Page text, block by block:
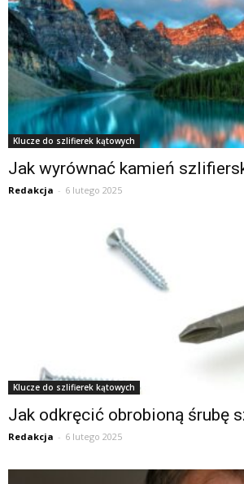
Klucze do szlifierek kątowych
Jak wyrównać kamień
Redakcja - 6 lutego 2025
Klucze do szlifierek kątowych
Jak odkręcić obrobioną śrubę
Redakcja - 6 lutego 2025